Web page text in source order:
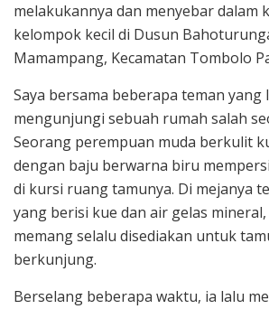
melakukannya dan menyebar dalam
kelompok kecil di Dusun
Mamampang, Kecamatan Tombolo
Saya bersama beberapa teman yang
mengunjungi sebuah rumah salah
Seorang perempuan muda berkulit
dengan baju berwarna biru
di kursi ruang tamunya. Di mejanya
yang berisi kue dan air gelas
memang selalu disediakan untuk
berkunjung.
Berselang beberapa waktu, ia lalu